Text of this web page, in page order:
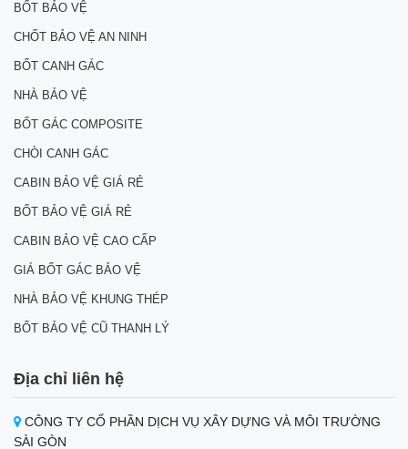
BỐT BẢO VỆ
CHỐT BẢO VỆ AN NINH
BỐT CANH GÁC
NHÀ BẢO VỆ
BỐT GÁC COMPOSITE
CHÒI CANH GÁC
CABIN BẢO VỆ GIÁ RẺ
BỐT BẢO VỆ GIÁ RẺ
CABIN BẢO VỆ CAO CẤP
GIÁ BỐT GÁC BẢO VỆ
NHÀ BẢO VỆ KHUNG THÉP
BỐT BẢO VỆ CŨ THANH LÝ
Địa chỉ liên hệ
CÔNG TY CỔ PHẦN DỊCH VỤ XÂY DỰNG VÀ MÔI TRƯỜNG
SÀI GÒN